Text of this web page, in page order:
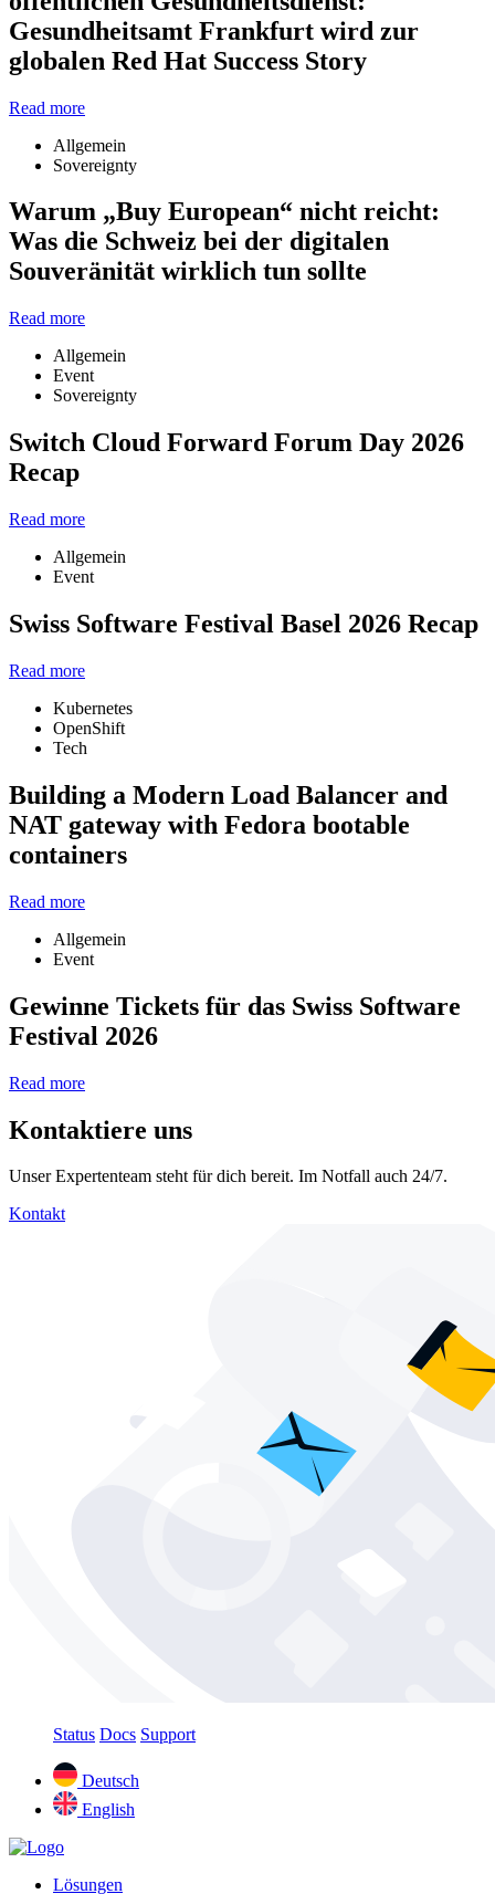
Gesundheitsamt Frankfurt wird zur
globalen Red Hat Success Story
Read more
Allgemein
Sovereignty
Warum „Buy European“ nicht reicht:
Was die Schweiz bei der digitalen
Souveränität wirklich tun sollte
Read more
Allgemein
Event
Sovereignty
Switch Cloud Forward Forum Day 2026
Recap
Read more
Allgemein
Event
Swiss Software Festival Basel 2026 Recap
Read more
Kubernetes
OpenShift
Tech
Building a Modern Load Balancer and
NAT gateway with Fedora bootable
containers
Read more
Allgemein
Event
Gewinne Tickets für das Swiss Software
Festival 2026
Read more
Kontaktiere uns
Unser Expertenteam steht für dich bereit. Im Notfall auch 24/7.
Kontakt
Status Docs Support
Deutsch
English
Lösungen